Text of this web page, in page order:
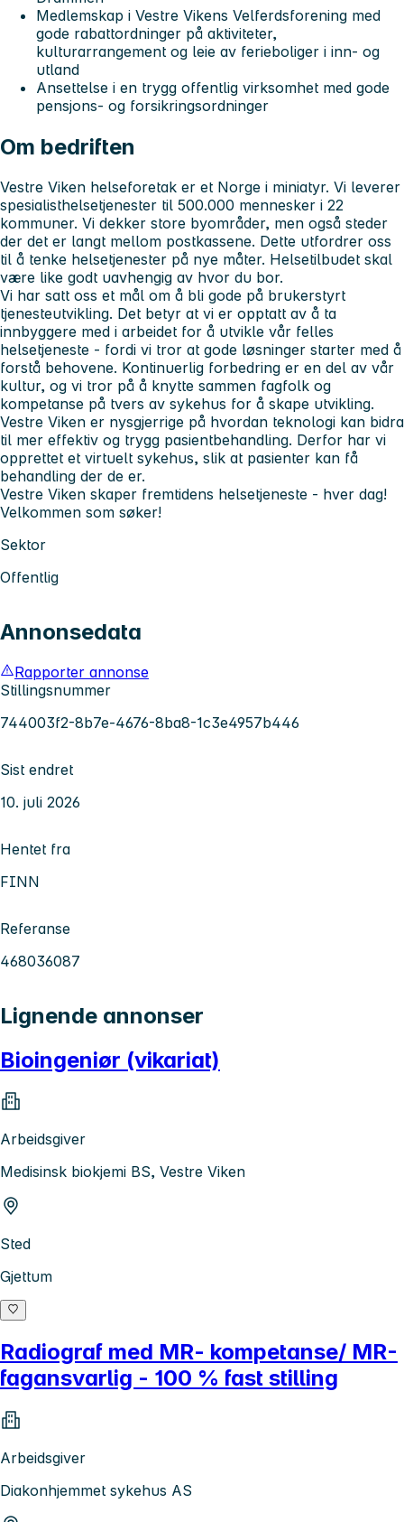
Medlemskap i Vestre Vikens Velferdsforening med
gode rabattordninger på aktiviteter,
kulturarrangement og leie av ferieboliger i inn- og
utland
Ansettelse i en trygg offentlig virksomhet med gode
pensjons- og forsikringsordninger
Om bedriften
Vestre Viken helseforetak er et Norge i miniatyr. Vi leverer
spesialisthelsetjenester til 500.000 mennesker i 22
kommuner. Vi dekker store byområder, men også steder
der det er langt mellom postkassene. Dette utfordrer oss
til å tenke helsetjenester på nye måter. Helsetilbudet skal
være like godt uavhengig av hvor du bor.
Vi har satt oss et mål om å bli gode på brukerstyrt
tjenesteutvikling. Det betyr at vi er opptatt av å ta
innbyggere med i arbeidet for å utvikle vår felles
helsetjeneste - fordi vi tror at gode løsninger starter med å
forstå behovene. Kontinuerlig forbedring er en del av vår
kultur, og vi tror på å knytte sammen fagfolk og
kompetanse på tvers av sykehus for å skape utvikling.
Vestre Viken er nysgjerrige på hvordan teknologi kan bidra
til mer effektiv og trygg pasientbehandling. Derfor har vi
opprettet et virtuelt sykehus, slik at pasienter kan få
behandling der de er.
Vestre Viken skaper fremtidens helsetjeneste - hver dag!
Velkommen som søker!
Sektor
Offentlig
Annonsedata
Rapporter annonse
Stillingsnummer
744003f2-8b7e-4676-8ba8-1c3e4957b446
Sist endret
10. juli 2026
Hentet fra
FINN
Referanse
468036087
Lignende annonser
Bioingeniør (vikariat)
Arbeidsgiver
Medisinsk biokjemi BS, Vestre Viken
Sted
Gjettum
Radiograf med MR- kompetanse/ MR-
fagansvarlig - 100 % fast stilling
Arbeidsgiver
Diakonhjemmet sykehus AS